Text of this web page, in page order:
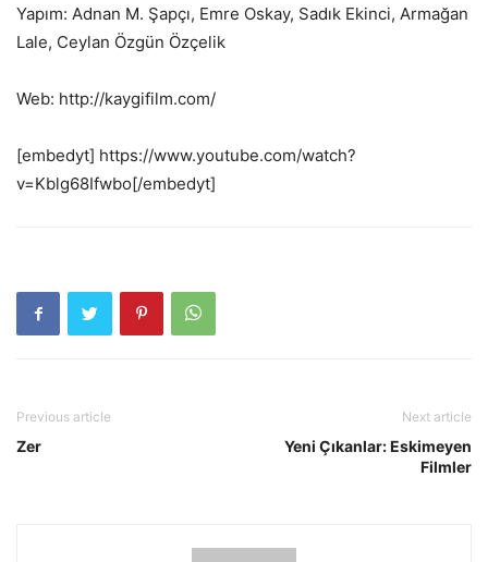
Yapım: Adnan M. Şapçı, Emre Oskay, Sadık Ekinci, Armağan
Lale, Ceylan Özgün Özçelik
Web: http://kaygifilm.com/
[embedyt] https://www.youtube.com/watch?
v=Kblg68Ifwbo[/embedyt]
Previous article
Zer
Next article
Yeni Çıkanlar: Eskimeyen
Filmler